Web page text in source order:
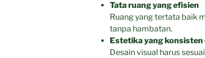
Tata ruang yang efisien
Ruang yang tertata baik
tanpa hambatan.
Estetika yang
Desain visual harus